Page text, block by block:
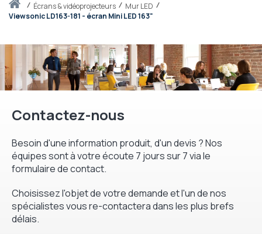
Accueilécrans & vidéoprojecteurs
Mur LED
Viewsonic LD163-181 - écran Mini LED 163"
Contactez-nous
Besoin d'une information produit, d'un devis ? Nos
équipes sont à votre écoute 7 jours sur 7 via le
formulaire de contact.
Choisissez l'objet de votre demande et l'un de nos
spécialistes vous re-contactera dans les plus brefs
délais.